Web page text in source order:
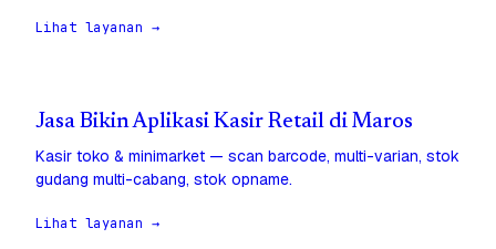
Lihat layanan →
Jasa Bikin Aplikasi Kasir Retail di Maros
Kasir toko & minimarket — scan barcode, multi-varian, stok
gudang multi-cabang, stok opname.
Lihat layanan →